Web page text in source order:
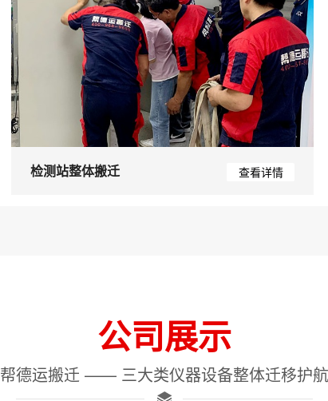
检测站整体搬迁 查看详情
公司展示
帮德运搬迁 —— 三大类仪器设备整体迁移护航